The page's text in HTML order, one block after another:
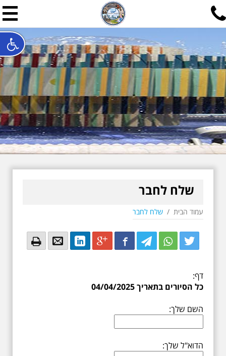
תל אביב שלי
תיור ישראלי בעריכת אילן
האתר המרכזי להיסטוריה של תל אביב ותולדות ארץ ישראל -
חייגו עכשיו:052-7747748
שלחו פנייה:ilan@mytelaviv.co.il
English עברית צור קשר
שלח לחבר
עמוד הבית / שלח לחבר
Twitter
Twitter
Twitter
Facebook
Google+
LinkedIn
Email
Email
דף:
כל הסיורים בתאריך 04/04/2025
השם שלך:
הדוא"ל שלך: